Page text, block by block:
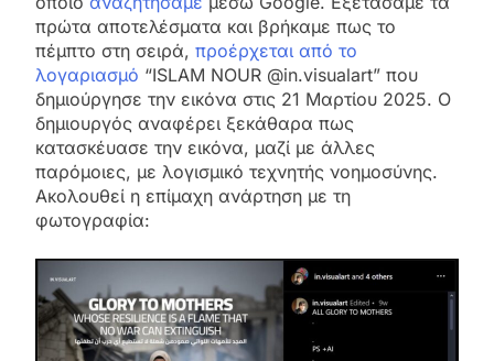
πρώτα αποτελέσματα και βρήκαμε πως το
πέμπτο στη σειρά, προέρχεται από το
λογαριασμό “ISLAM NOUR @in.visualart” που
δημιούργησε την εικόνα στις 21 Μαρτίου 2025. Ο
δημιουργός αναφέρει ξεκάθαρα πως
κατασκέυασε την εικόνα, μαζί με άλλες
παρόμοιες, με λογισμικό τεχνητής νοημοσύνης.
Ακολουθεί η επίμαχη ανάρτηση με τη
φωτογραφία: